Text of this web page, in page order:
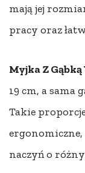
mają jej
pracy oraz
Myjka Z
19 cm, a sama
Takie
ergonomiczne,
naczyń o